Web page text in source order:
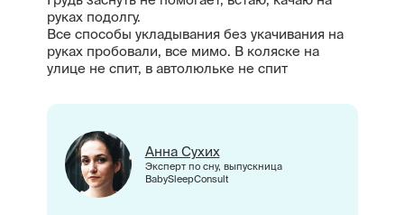
руках подолгу.
Все способы укладывания без укачивания на
руках пробовали, все мимо. В коляске на
улице не спит, в автолюльке не спит
Анна Сухих
Эксперт по сну, выпускница
BabySleepConsult